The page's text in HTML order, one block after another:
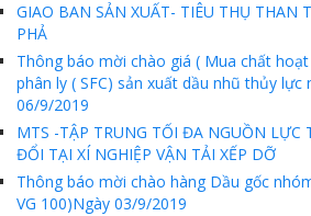
GIAO BAN SẢN XUẤT- TIÊU THỤ THAN
PHẢ
Thông báo mời chào giá ( Mua chất
phân ly ( SFC) sản xuất dầu nhũ thủy lực
06/9/2019
MTS -TẬP TRUNG TỐI ĐA NGUỒN LỰC
ĐỔI TẠI XÍ NGHIỆP VẬN TẢI XẾP DỠ
Thông báo mời chào hàng Dầu gốc
VG 100)Ngày 03/9/2019